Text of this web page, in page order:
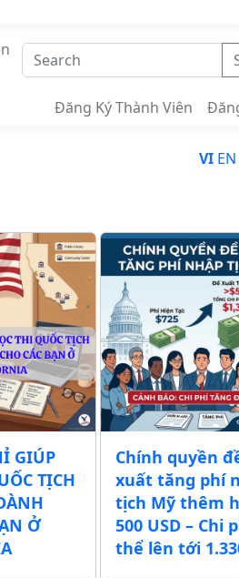
Đăng Ký Thành Viên
VI EN
GIÚP
TỊCH
Ở
Chính quyền
xuất tăng phí
tịch Mỹ thêm
500 USD – Chi
thể lên tới